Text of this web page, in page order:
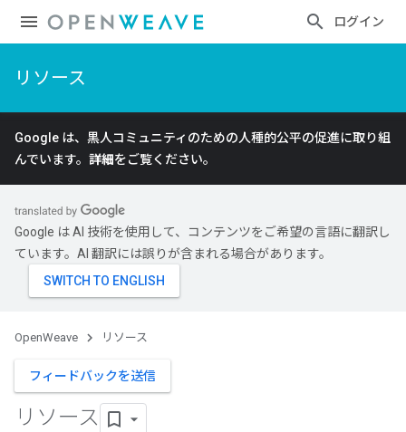
ログイン
リソース
Google は、黒人コミュニティのための人種的公平の促進に取り組
んでいます。 詳細をご覧ください。
Google は AI 技術を使用して、コンテンツをご希望の言語に翻訳し
ています。AI 翻訳には誤りが含まれる場合があります。
OpenWeave リソース
フィードバックを送信
リソース